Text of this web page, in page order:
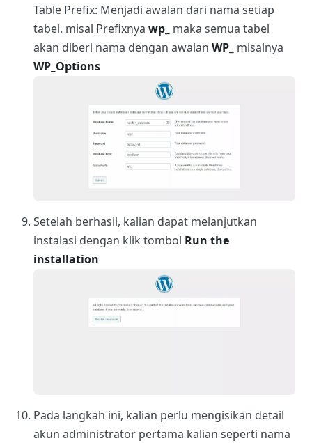
Table Prefix: Menjadi awalan dari nama setiap
tabel. misal Prefixnya wp_ maka semua tabel
akan diberi nama dengan awalan WP_ misalnya
WP_Options
Setelah berhasil, kalian dapat melanjutkan
instalasi dengan klik tombol Run the
installation
Pada langkah ini, kalian perlu mengisikan detail
akun administrator pertama kalian seperti nama